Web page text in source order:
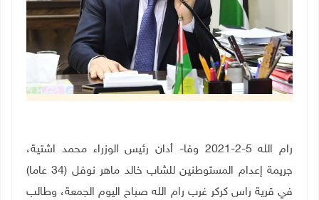
رام الله 5-2-2021 وفا- أدان رئيس الوزراء محمد اشتية،
جريمة إعدام المستوطنين للشاب خالد ماهر نوفل (34 عاما)
في قرية راس كركر غرب رام الله صباح اليوم الجمعة، وطالب